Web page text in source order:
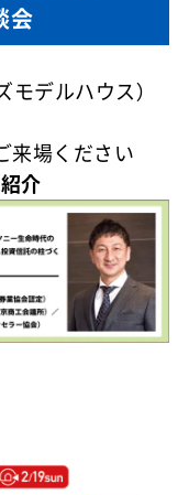
会
モデルハウス）
来場ください
介